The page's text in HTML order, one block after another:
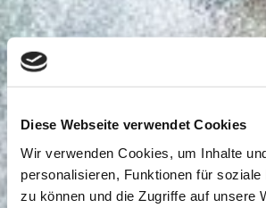
Diese Webseite verwendet Cookies
Wir verwenden Cookies, um Inhalte
personalisieren, Funktionen für soziale
zu können und die Zugriffe auf unsere